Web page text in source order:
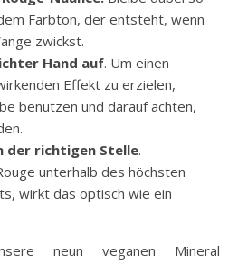
Farbton, der entsteht, wenn
zwickst.
Hand auf. Um einen
Effekt zu erzielen,
benutzen und darauf achten,
der richtigen Stelle.
unterhalb des höchsten
wirkt das optisch wie ein
neun veganen Mineral